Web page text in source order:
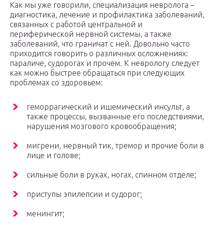
Как мы уже говорили, специализация невролога –
диагностика, лечение и профилактика заболеваний,
связанных с работой центральной и
периферической нервной системы, а также
заболеваний, что граничат с ней. Довольно часто
приходится говорить о различных осложнениях:
параличе, судорогах и прочем. К неврологу следует
как можно быстрее обращаться при следующих
проблемах со здоровьем:
геморрагический и ишемический инсульт, а
также процессы, вызванные его последствиями,
нарушения мозгового кровообращения;
мигрени, нервный тик, тремор и прочие боли в
лице и голове;
сильные боли в руках, ногах, спинном отделе;
приступы эпилепсии и судорог;
менингит;